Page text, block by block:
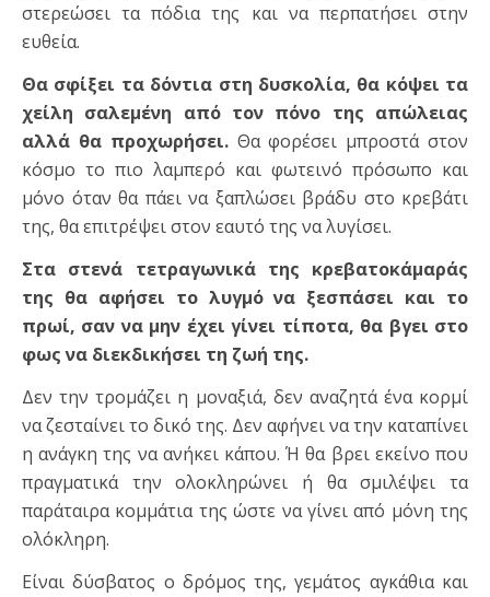
στερεώσει τα πόδια της και να περπατήσει στην
ευθεία.
Θα σφίξει τα δόντια στη δυσκολία, θα κόψει τα
χείλη σαλεμένη από τον πόνο της απώλειας
αλλά θα προχωρήσει. Θα φορέσει μπροστά στον
κόσμο το πιο λαμπερό και φωτεινό πρόσωπο και
μόνο όταν θα πάει να ξαπλώσει βράδυ στο κρεβάτι
της, θα επιτρέψει στον εαυτό της να λυγίσει.
Στα στενά τετραγωνικά της κρεβατοκάμαράς
της θα αφήσει το λυγμό να ξεσπάσει και το
πρωί, σαν να μην έχει γίνει τίποτα, θα βγει στο
φως να διεκδικήσει τη ζωή της.
Δεν την τρομάζει η μοναξιά, δεν αναζητά ένα κορμί
να ζεσταίνει το δικό της. Δεν αφήνει να την καταπίνει
η ανάγκη της να ανήκει κάπου. Ή θα βρει εκείνο που
πραγματικά την ολοκληρώνει ή θα σμιλέψει τα
παράταιρα κομμάτια της ώστε να γίνει από μόνη της
ολόκληρη.
Είναι δύσβατος ο δρόμος της, γεμάτος αγκάθια και